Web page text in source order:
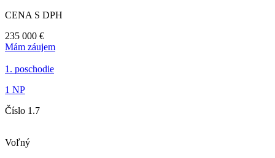
CENA S DPH
235 000 €
Mám záujem
1. poschodie
1 NP
Číslo 1.7
Voľný